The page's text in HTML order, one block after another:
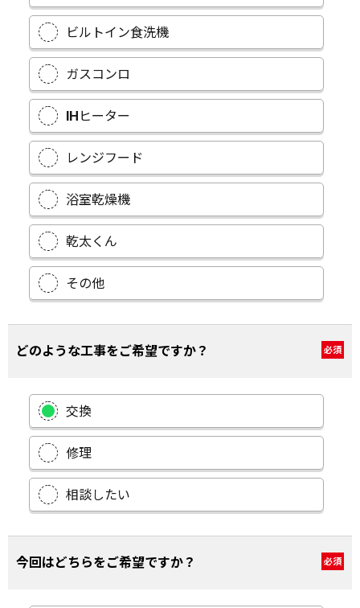
ビルトイン食洗機
ガスコンロ
IHヒーター
レンジフード
浴室乾燥機
乾太くん
その他
どのような工事をご希望ですか？ 必須
交換
修理
相談したい
今回はどちらをご希望ですか？ 必須